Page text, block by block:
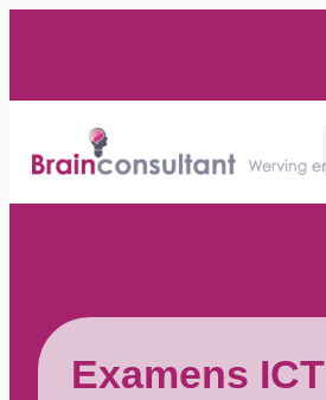
Examens ICT